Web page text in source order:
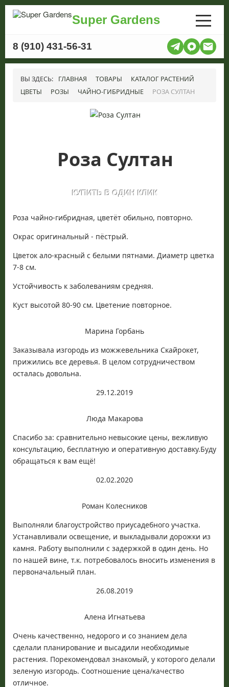
Super Gardens
8 (910) 431-56-31
ВЫ ЗДЕСЬ: ГЛАВНАЯ ТОВАРЫ
КАТАЛОГ РАСТЕНИЙ
ЦВЕТЫ
РОЗЫ ЧАЙНО-ГИБРИДНЫЕ РОЗА СУЛТАН
Роза Султан
Роза чайно-гибридная, цветёт обильно, повторно.
Окрас оригинальный - пёстрый.
Цветок ало-красный с белыми пятнами. Диаметр цветка
7-8 см.
Устойчивость к заболеваниям средняя.
Куст высотой 80-90 см. Цветение повторное.
Марина Горбань
Заказывала изгородь из можжевельника Скайрокет,
прижились все деревья. В целом сотрудничеством
осталась довольна.
29.12.2019
Люда Макарова
Спасибо за: сравнительно невысокие цены, вежливую
консультацию, бесплатную и оперативную доставку.Буду
обращаться к вам ещё!
02.02.2020
Роман Колесников
Выполняли благоустройство приусадебного участка.
Устанавливали освещение, и выкладывали дорожки из
камня. Работу выполнили с задержкой в один день. Но
по нашей вине, т.к. потребовалось вносить изменения в
первоначальный план.
26.08.2019
Алена Игнатьева
Очень качественно, недорого и со знанием дела
сделали планирование и высадили необходимые
растения. Порекомендовал знакомый, у которого делали
зеленую изгородь. Соотношение цена/качество
отличное.